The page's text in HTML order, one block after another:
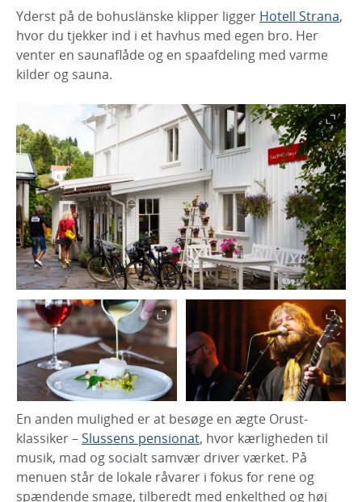
Yderst på de bohuslänske klipper ligger Hotell Strana,
hvor du tjekker ind i et havhus med egen bro. Her
venter en saunaflåde og en spaafdeling med varme
kilder og sauna.
En anden mulighed er at besøge en ægte Orust-
klassiker –Slussens pensionat, hvor kærligheden til
musik, mad og socialt samvær driver værket. På
menuen står de lokale råvarer i fokus for rene og
spændende smage, tilberedt med enkelthed og høj